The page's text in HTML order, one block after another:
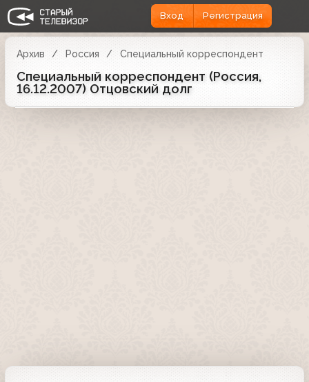
Вход Регистрация
Архив Россия Специальный корреспондент
Специальный корреспондент (Россия,
16.12.2007) Отцовский долг